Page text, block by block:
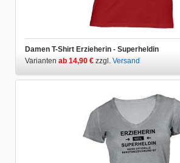
Damen T-Shirt Erzieherin - Superheldin
Varianten ab 14,90 € zzgl. Versand